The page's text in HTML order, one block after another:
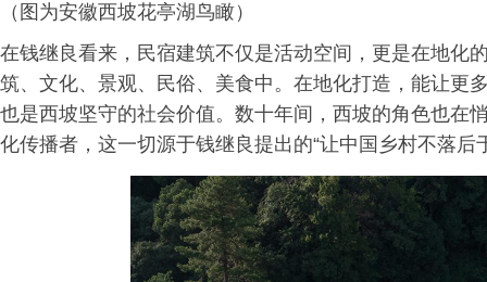
（图为安徽西坡花亭湖鸟瞰）
在钱继良看来，民宿建筑不仅是活动空间，更是在地化
筑、文化、景观、民俗、美食中。在地化打造，能让更
也是西坡坚守的社会价值。数十年间，西坡的角色也
化传播者，这一切源于钱继良提出的“让中国乡村不落